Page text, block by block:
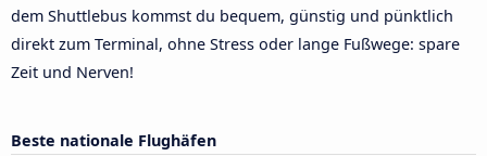
dem Shuttlebus kommst du bequem, günstig und pünktlich
direkt zum Terminal, ohne Stress oder lange Fußwege: spare
Zeit und Nerven!
Beste nationale Flughäfen